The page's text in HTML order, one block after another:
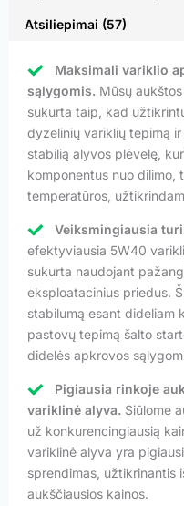
Atsiliepimai (57)
Maksimali variklio
sąlygomis. Mūsų
sukurta taip, kad
dyzelinių variklių tepimą
stabilią alyvos plėvelę,
komponentus nuo dilimo,
temperatūros,
Veiksmingiausia
efektyviausia 5W40
sukurta naudojant
eksploatacinius priedus.
stabilumą esant dideliam
pastovų tepimą šalto
didelės apkrovos
Pigiausia rinkoje
variklinė alyva. Siūlome
už konkurencingiausią
variklinė alyva yra
sprendimas, užtikrinantis
aukščiausios kainos.